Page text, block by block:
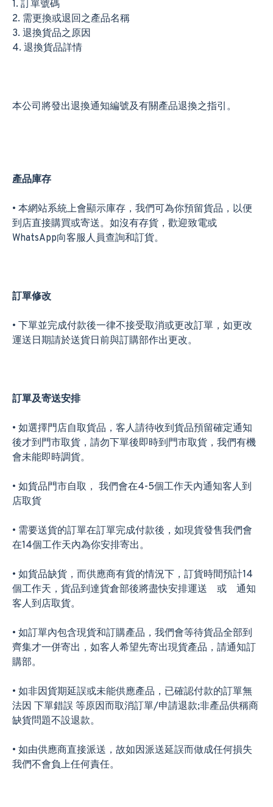
1. 訂單號碼
2. 需更換或退回之產品名稱
3. 退換貨品之原因
4. 退換貨品詳情
本公司將發出退換通知編號及有關產品退換之指引。
產品庫存
• 本網站系統上會顯示庫存，我們可為你預留貨品，以便
到店直接購買或寄送。如沒有存貨，歡迎致電或
WhatsApp向客服人員查詢和訂貨。
訂單修改
• 下單並完成付款後一律不接受取消或更改訂單，如更改
運送日期請於送貨日前與訂購部作出更改。
訂單及寄送安排
• 如選擇門店自取貨品，客人請待收到貨品預留確定通知
後才到門市取貨，請勿下單後即時到門市取貨，我們有機
會未能即時調貨。
• 如貨品門市自取， 我們會在4-5個工作天內通知客人到
店取貨
• 需要送貨的訂單在訂單完成付款後，如現貨發售我們會
在14個工作天內為你安排寄出。
• 如貨品缺貨，而供應商有貨的情況下，訂貨時間預計14
個工作天，貨品到達貨倉部後將盡快安排運送 或 通知
客人到店取貨。
• 如訂單內包含現貨和訂購產品，我們會等待貨品全部到
齊集才一併寄出，如客人希望先寄出現貨產品，請通知訂
購部。
• 如非因貨期延誤或未能供應產品，已確認付款的訂單無
法因 下單錯誤 等原因而取消訂單/申請退款;非產品供稱商
缺貨問題不設退款。
• 如由供應商直接派送，故如因派送延誤而做成任何損失
我們不會負上任何責任。